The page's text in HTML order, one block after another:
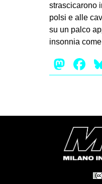
strascicarono
polsi e alle
su un palco
insonnia